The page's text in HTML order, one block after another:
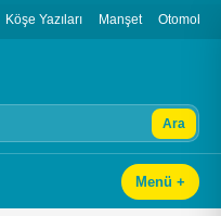
Köşe Yazıları Manşet Otomobil
Ara
Menü +